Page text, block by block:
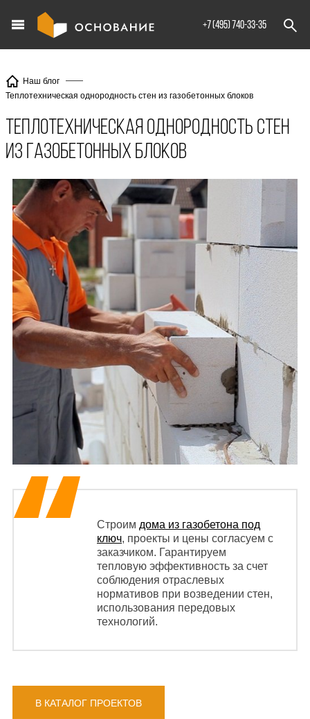
+7 (495) 740-33-35
Наш блог
Теплотехническая однородность стен из газобетонных блоков
Теплотехническая однородность стен
из газобетонных блоков
Строим дома из газобетона под
ключ, проекты и цены согласуем с
заказчиком. Гарантируем
тепловую эффективность за счет
соблюдения отраслевых
нормативов при возведении стен,
использования передовых
технологий.
В КАТАЛОГ ПРОЕКТОВ